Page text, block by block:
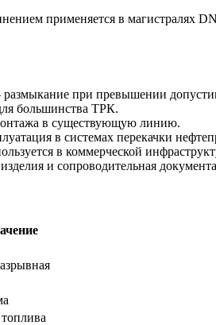
применяется в
при превышении
большинства ТРК.
в существующую линию.
в системах перекачки
в коммерческой
и сопроводительная